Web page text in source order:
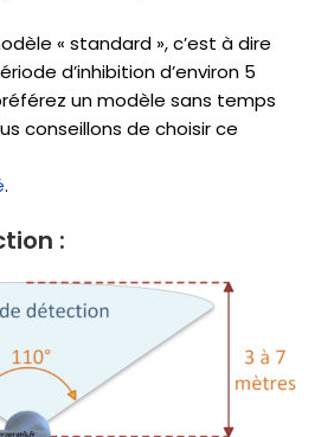
« standard », c’est à dire
d’inhibition d’environ 5
un modèle sans temps
conseillons de choisir ce
.
: